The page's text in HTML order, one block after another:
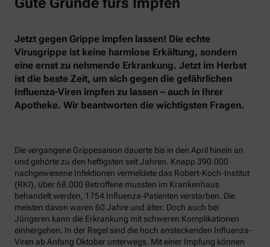
Jetzt gegen Grippe impfen lassen! Die echte
Virusgrippe ist keine harmlose Erkältung, sondern
eine ernst zu nehmende Erkrankung. Jetzt im Herbst
ist die beste Zeit, um sich gegen die gefährlichen
Influenza-Viren impfen zu lassen – auch in Ihrer
Apotheke. Wir beantworten die wichtigsten Fragen.
Die vergangene Grippesaison dauerte bis in den April hinein an
und gehörte zu den heftigsten seit Jahren. Knapp 390.000
nachgewiesene Infektionen vermeldete das Robert-Koch-Institut
(RKI), über 68.000 Betroffene mussten im Krankenhaus
behandelt werden, 1754 Influenza-Patienten verstarben. Die
meisten davon waren 60 Jahre und älter. Doch auch bei
Jüngeren kann die Erkrankung mit schweren Komplikationen
einhergehen. In der Regel sind die hoch ansteckenden Influenza-
Viren ab Anfang Oktober unterwegs. Mit einer Impfung können